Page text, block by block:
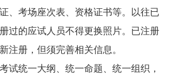
、考场座次表、资格证书等。以往已
过的应试人员不得更换照片。已注册
注册，但须完善相关信息。
试统一大纲、统一命题、统一组织，